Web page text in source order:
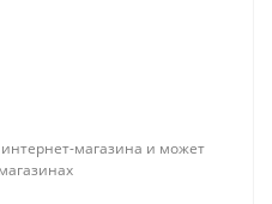
магазина и может